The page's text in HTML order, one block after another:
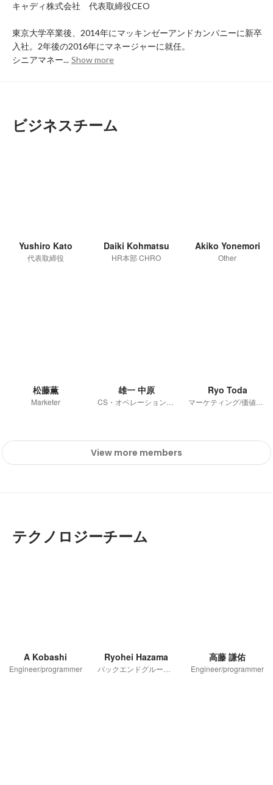
キャディ株式会社　代表取締役CEO
東京大学卒業後、2014年にマッキンゼーアンドカンパニーに新卒
入社。2年後の2016年にマネージャーに就任。
シニアマネー... Show more
ビジネスチーム
Yushiro Kato
代表取締役
Daiki Kohmatsu
HR本部 CHRO
Akiko Yonemori
Other
松藤薫
Marketer
雄一 中原 Ryo Toda
View more members
テクノロジーチーム
A Kobashi
Engineer/programmer
Ryohei Hazama 高藤 謙佑
Engineer/programmer